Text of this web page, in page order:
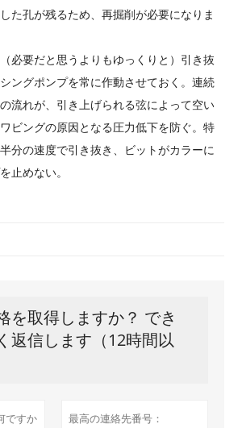
た孔が残るため、再掘削が必要になりま
必要だと思うよりもゆっくりと）引き抜
ングポンプを常に作動させておく。連続
流れが、引き上げられる弦によって空い
ビングの原因となる圧力低下を防ぐ。特
分の速度で引き抜き、ビットがカラーに
止めない。
を取得しますか？ でき
返信します（12時間以